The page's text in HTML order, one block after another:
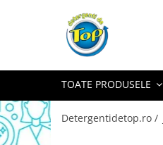
Toate Produsele
Detergenti Pudra
Detergent Lichid
TOATE PRODUSELE
Detergentidetop.ro /